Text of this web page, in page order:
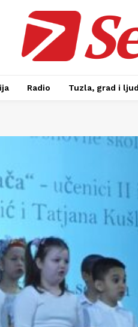
Radio Tuzla, grad i